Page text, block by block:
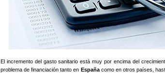
El incremento del gasto sanitario está muy por encima del
problema de financiación tanto en España como en otros países,